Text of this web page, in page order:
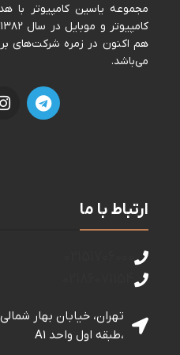
مجموعه ياسين كامپيوتر با
هم اكنون در زمره شركت‌های
می‌باشد.
ارتباط با ما
،طبقه اول واحد A1